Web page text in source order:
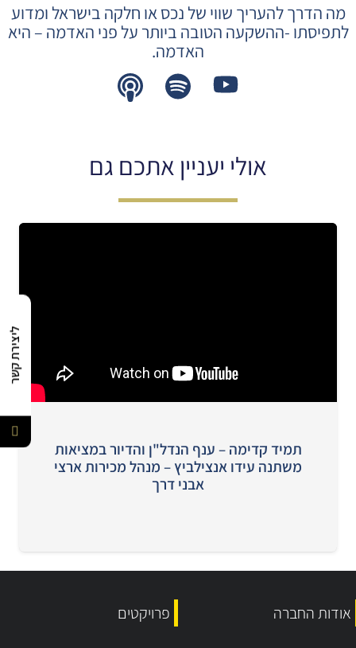
ליצירת קשר
מה הדרך להעריך שווי של נכס או חלקה בישראל ומדוע
לתפיסתו -ההשקעה הטובה ביותר על פני האדמה – היא
האדמה.
אולי יעניין אתכם גם
תמיד קדימה – ענף הנדל"ן והדיור במציאות
משתנה עידו אנצילביץ – מנהל מכירות ארצי
אבני דרך
אודות החברה פרויקטים